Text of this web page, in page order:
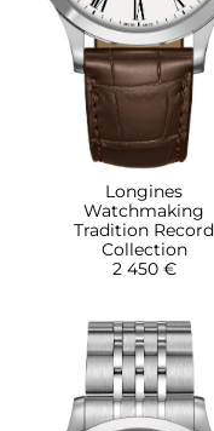
Longines
Watchmaking
Tradition Record
Collection
2 450 €